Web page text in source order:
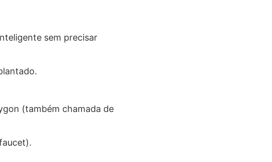
sem precisar
(também chamada de